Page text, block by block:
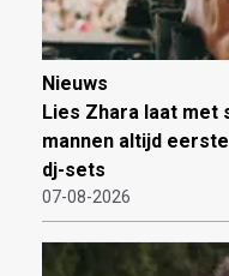
Nieuws
Lies Zhara laat met
mannen altijd
dj-sets
07-08-2026